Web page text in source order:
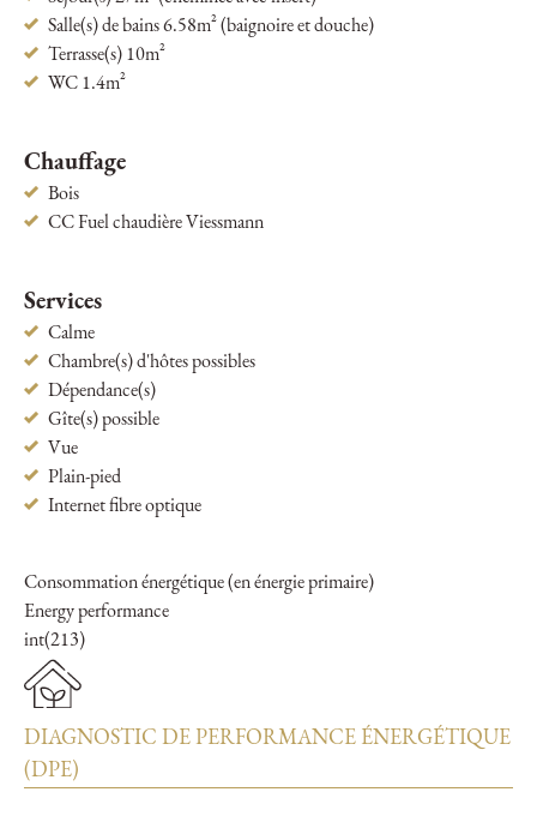
Salle(s) de bains 6.58m² (baignoire et douche)
Terrasse(s) 10m²
WC 1.4m²
Chauffage
Bois
CC Fuel chaudière Viessmann
Services
Calme
Chambre(s) d'hôtes possibles
Dépendance(s)
Gîte(s) possible
Vue
Plain-pied
Internet fibre optique
Consommation énergétique (en énergie primaire)
Energy performance
int(213)
DIAGNOSTIC DE PERFORMANCE ÉNERGÉTIQUE
(DPE)